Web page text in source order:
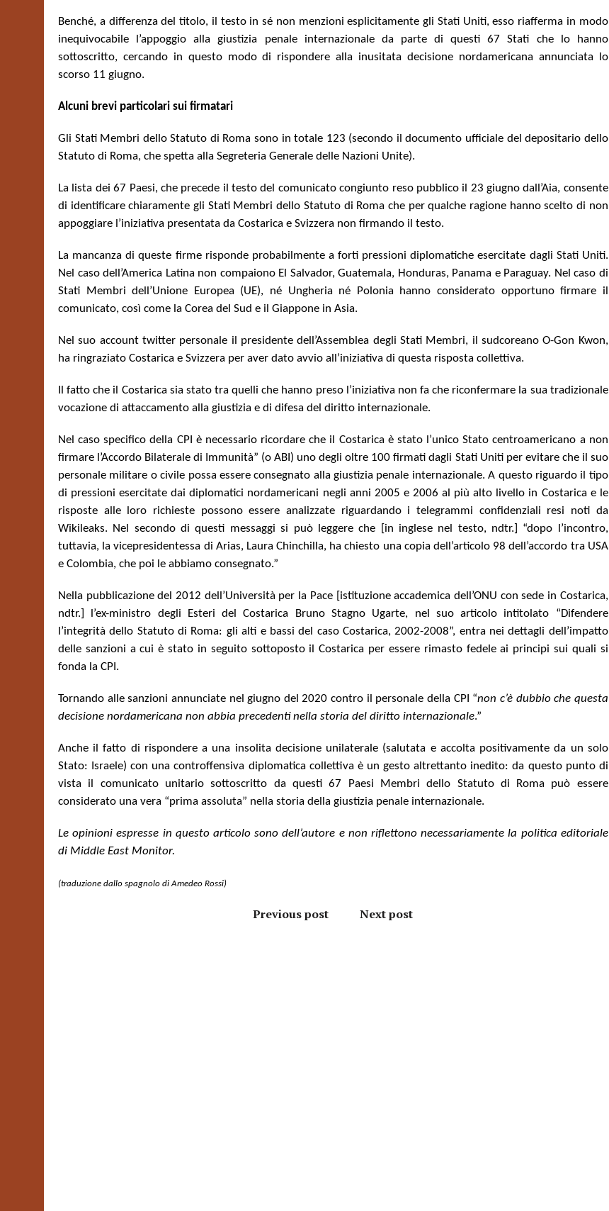
Benché, a differenza del titolo, il testo in sé non menzioni esplicitamente gli Stati Uniti, esso riafferma in modo
inequivocabile l’appoggio alla giustizia penale internazionale da parte di questi 67 Stati che lo hanno
sottoscritto, cercando in questo modo di rispondere alla inusitata decisione nordamericana annunciata lo
scorso 11 giugno.
Alcuni brevi particolari sui firmatari
Gli Stati Membri dello Statuto di Roma sono in totale 123 (secondo il documento ufficiale del depositario dello
Statuto di Roma, che spetta alla Segreteria Generale delle Nazioni Unite).
La lista dei 67 Paesi, che precede il testo del comunicato congiunto reso pubblico il 23 giugno dall’Aia, consente
di identificare chiaramente gli Stati Membri dello Statuto di Roma che per qualche ragione hanno scelto di non
appoggiare l’iniziativa presentata da Costarica e Svizzera non firmando il testo.
La mancanza di queste firme risponde probabilmente a forti pressioni diplomatiche esercitate dagli Stati Uniti.
Nel caso dell’America Latina non compaiono El Salvador, Guatemala, Honduras, Panama e Paraguay. Nel caso di
Stati Membri dell’Unione Europea (UE), né Ungheria né Polonia hanno considerato opportuno firmare il
comunicato, così come la Corea del Sud e il Giappone in Asia.
Nel suo account twitter personale il presidente dell’Assemblea degli Stati Membri, il sudcoreano O-Gon Kwon,
ha ringraziato Costarica e Svizzera per aver dato avvio all’iniziativa di questa risposta collettiva.
Il fatto che il Costarica sia stato tra quelli che hanno preso l’iniziativa non fa che riconfermare la sua tradizionale
vocazione di attaccamento alla giustizia e di difesa del diritto internazionale.
Nel caso specifico della CPI è necessario ricordare che il Costarica è stato l’unico Stato centroamericano a non
firmare l’Accordo Bilaterale di Immunità” (o ABI) uno degli oltre 100 firmati dagli Stati Uniti per evitare che il suo
personale militare o civile possa essere consegnato alla giustizia penale internazionale. A questo riguardo il tipo
di pressioni esercitate dai diplomatici nordamericani negli anni 2005 e 2006 al più alto livello in Costarica e le
risposte alle loro richieste possono essere analizzate riguardando i telegrammi confidenziali resi noti da
Wikileaks. Nel secondo di questi messaggi si può leggere che [in inglese nel testo, ndtr.] “dopo l’incontro,
tuttavia, la vicepresidentessa di Arias, Laura Chinchilla, ha chiesto una copia dell’articolo 98 dell’accordo tra USA
e Colombia, che poi le abbiamo consegnato.”
Nella pubblicazione del 2012 dell’Università per la Pace [istituzione accademica dell’ONU con sede in Costarica,
ndtr.] l’ex-ministro degli Esteri del Costarica Bruno Stagno Ugarte, nel suo articolo intitolato “Difendere
l’integrità dello Statuto di Roma: gli alti e bassi del caso Costarica, 2002-2008”, entra nei dettagli dell’impatto
delle sanzioni a cui è stato in seguito sottoposto il Costarica per essere rimasto fedele ai principi sui quali si
fonda la CPI.
Tornando alle sanzioni annunciate nel giugno del 2020 contro il personale della CPI “non c’è dubbio che questa
decisione nordamericana non abbia precedenti nella storia del diritto internazionale.”
Anche il fatto di rispondere a una insolita decisione unilaterale (salutata e accolta positivamente da un solo
Stato: Israele) con una controffensiva diplomatica collettiva è un gesto altrettanto inedito: da questo punto di
vista il comunicato unitario sottoscritto da questi 67 Paesi Membri dello Statuto di Roma può essere
considerato una vera “prima assoluta” nella storia della giustizia penale internazionale.
Le opinioni espresse in questo articolo sono dell’autore e non riflettono necessariamente la politica editoriale
di Middle East Monitor.
(traduzione dallo spagnolo di Amedeo Rossi)
Previous post Next post